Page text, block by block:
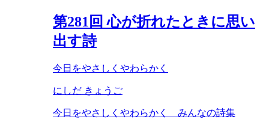
第281 回 心が折れたときに思い
出す詩
今日をやさしくやわらかく
にしだ きょうご
今日をやさしくやわらかく みんなの詩集